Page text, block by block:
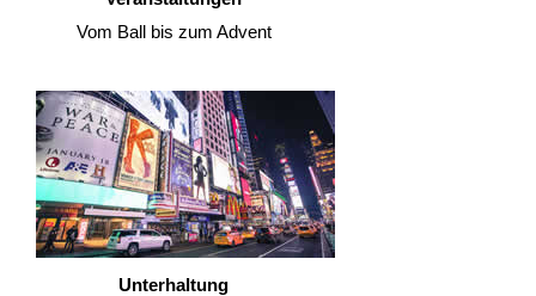
Vom Ball bis zum Advent
Unterhaltung